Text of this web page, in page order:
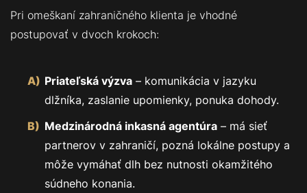
Pri omeškaní zahraničného klienta je vhodné
postupovať v dvoch krokoch:
Priateľská výzva – komunikácia v jazyku
dlžníka, zaslanie upomienky, ponuka dohody.
Medzinárodná inkasná agentúra – má sieť
partnerov v zahraničí, pozná lokálne postupy a
môže vymáhať dlh bez nutnosti okamžitého
súdneho konania.